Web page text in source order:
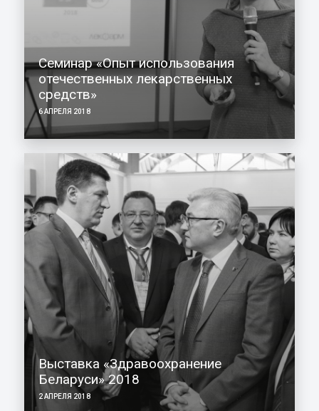
Cеминар «Опыт использования
отечественных лекарственных
средств»
6 АПРЕЛЯ 2018
Выставка «Здравоохранение
Беларуси» 2018
2 АПРЕЛЯ 2018